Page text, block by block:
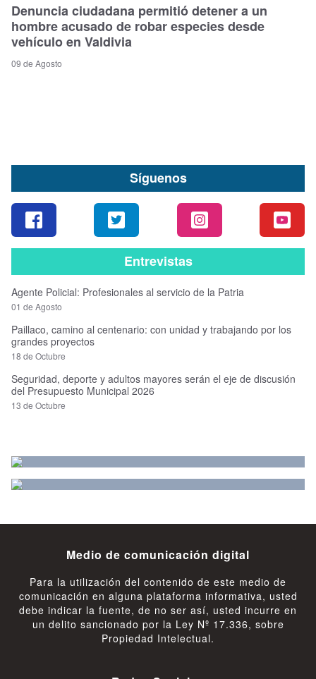
Denuncia ciudadana permitió detener a un
hombre acusado de robar especies desde
vehículo en Valdivia
09 de Agosto
Síguenos
Entrevistas
Agente Policial: Profesionales al servicio de la Patria
01 de Agosto
Paillaco, camino al centenario: con unidad y trabajando por los
grandes proyectos
18 de Octubre
Seguridad, deporte y adultos mayores serán el eje de discusión
del Presupuesto Municipal 2026
13 de Octubre
Medio de comunicación digital
Para la utilización del contenido de este medio de
comunicación en alguna plataforma informativa, usted
debe indicar la fuente, de no ser así, usted incurre en
un delito sancionado por la Ley Nº 17.336, sobre
Propiedad Intelectual.